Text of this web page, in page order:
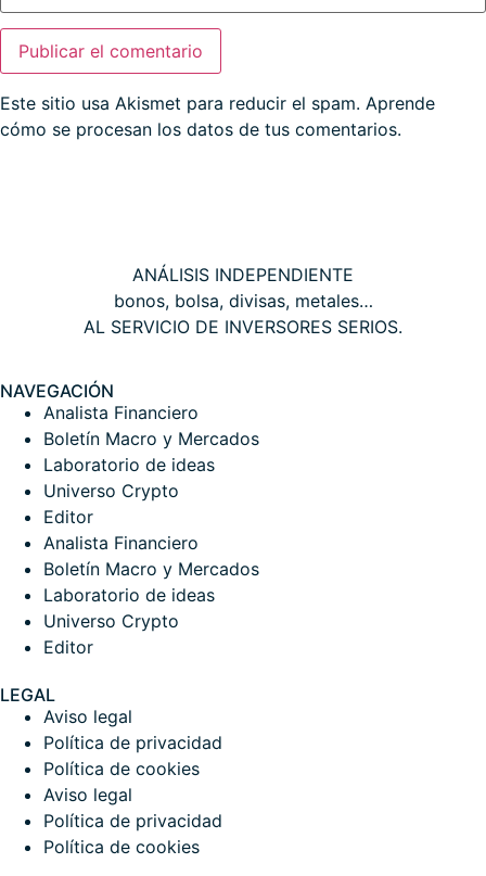
Este sitio usa Akismet para reducir el spam. Aprende
cómo se procesan los datos de tus comentarios.
ANÁLISIS INDEPENDIENTE
bonos, bolsa, divisas, metales…
AL SERVICIO DE INVERSORES SERIOS.
NAVEGACIÓN
Analista Financiero
Boletín Macro y Mercados
Laboratorio de ideas
Universo Crypto
Editor
Analista Financiero
Boletín Macro y Mercados
Laboratorio de ideas
Universo Crypto
Editor
LEGAL
Aviso legal
Política de privacidad
Política de cookies
Aviso legal
Política de privacidad
Política de cookies